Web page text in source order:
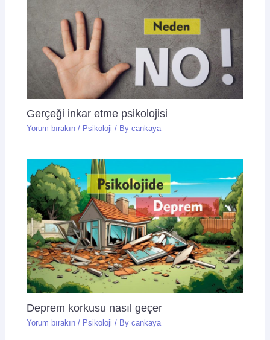
Gerçeği inkar etme psikolojisi
Yorum bırakın / Psikoloji / Bycankaya
Deprem korkusu nasıl geçer
Yorum bırakın / Psikoloji / Bycankaya